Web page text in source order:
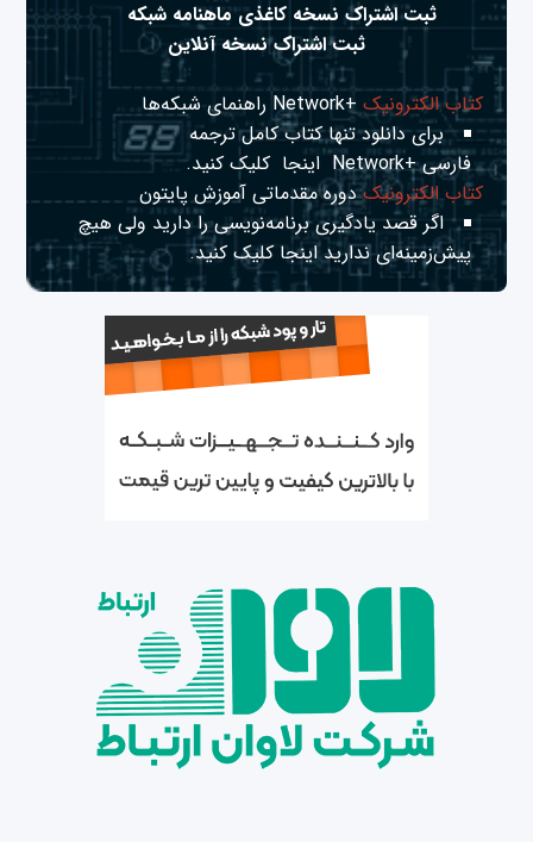
ثبت اشتراک نسخه کاغذی ماهنامه شبکه
ثبت اشتراک نسخه آنلاین
کتاب الکترونیک+Network راهنمای شبکه‌ها
برای دانلود تنها کتاب کامل ترجمه
فارسی +Network
اینجا کلیک کنید.
کتاب الکترونیکدوره مقدماتی آموزش پایتون
اگر قصد یادگیری برنامه‌نویسی را دارید ولی هیچ
پیش‌زمینه‌ای نداریداینجا کلیک کنید.